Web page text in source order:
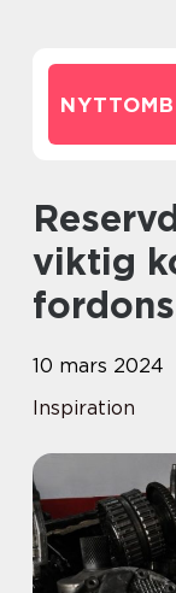
Reservdelar till bilen: En
viktig
10 mars 2024
Inspiration